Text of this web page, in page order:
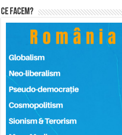
Ce facem?